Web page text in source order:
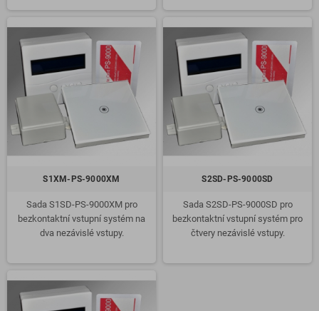
S1XM-PS-9000XM
Sada S1SD-PS-9000XM pro
bezkontaktní vstupní systém na
dva nezávislé vstupy.
S2SD-PS-9000SD
Sada S2SD-PS-9000SD pro
bezkontaktní vstupní systém pro
čtvery nezávislé vstupy.